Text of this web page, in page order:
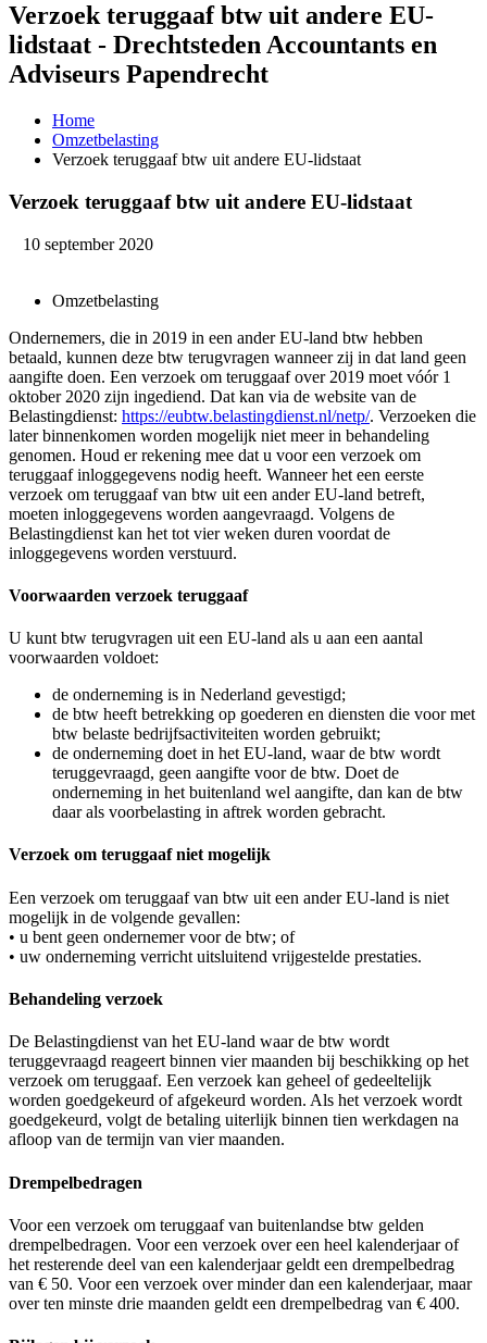
Verzoek teruggaaf btw uit andere EU-
lidstaat - Drechtsteden Accountants en
Adviseurs Papendrecht
Home
Omzetbelasting
Verzoek teruggaaf btw uit andere EU-lidstaat
Verzoek teruggaaf btw uit andere EU-lidstaat
10 september 2020
Omzetbelasting
Ondernemers, die in 2019 in een ander EU-land btw hebben
betaald, kunnen deze btw terugvragen wanneer zij in dat land geen
aangifte doen. Een verzoek om teruggaaf over 2019 moet vóór 1
oktober 2020 zijn ingediend. Dat kan via de website van de
Belastingdienst: https://eubtw.belastingdienst.nl/netp/. Verzoeken die
later binnenkomen worden mogelijk niet meer in behandeling
genomen. Houd er rekening mee dat u voor een verzoek om
teruggaaf inloggegevens nodig heeft. Wanneer het een eerste
verzoek om teruggaaf van btw uit een ander EU-land betreft,
moeten inloggegevens worden aangevraagd. Volgens de
Belastingdienst kan het tot vier weken duren voordat de
inloggegevens worden verstuurd.
Voorwaarden verzoek teruggaaf
U kunt btw terugvragen uit een EU-land als u aan een aantal
voorwaarden voldoet:
de onderneming is in Nederland gevestigd;
de btw heeft betrekking op goederen en diensten die voor met
btw belaste bedrijfsactiviteiten worden gebruikt;
de onderneming doet in het EU-land, waar de btw wordt
teruggevraagd, geen aangifte voor de btw. Doet de
onderneming in het buitenland wel aangifte, dan kan de btw
daar als voorbelasting in aftrek worden gebracht.
Verzoek om teruggaaf niet mogelijk
Een verzoek om teruggaaf van btw uit een ander EU-land is niet
mogelijk in de volgende gevallen:
• u bent geen ondernemer voor de btw; of
• uw onderneming verricht uitsluitend vrijgestelde prestaties.
Behandeling verzoek
De Belastingdienst van het EU-land waar de btw wordt
teruggevraagd reageert binnen vier maanden bij beschikking op het
verzoek om teruggaaf. Een verzoek kan geheel of gedeeltelijk
worden goedgekeurd of afgekeurd worden. Als het verzoek wordt
goedgekeurd, volgt de betaling uiterlijk binnen tien werkdagen na
afloop van de termijn van vier maanden.
Drempelbedragen
Voor een verzoek om teruggaaf van buitenlandse btw gelden
drempelbedragen. Voor een verzoek over een heel kalenderjaar of
het resterende deel van een kalenderjaar geldt een drempelbedrag
van € 50. Voor een verzoek over minder dan een kalenderjaar, maar
over ten minste drie maanden geldt een drempelbedrag van € 400.